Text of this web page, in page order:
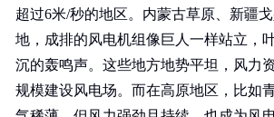
超过6米/秒的地区。内蒙古草原、新疆
地，成排的风电机组像巨人一样站立，
沉的轰鸣声。这些地方地势平坦，风力
规模建设风电场。而在高原地区，比如